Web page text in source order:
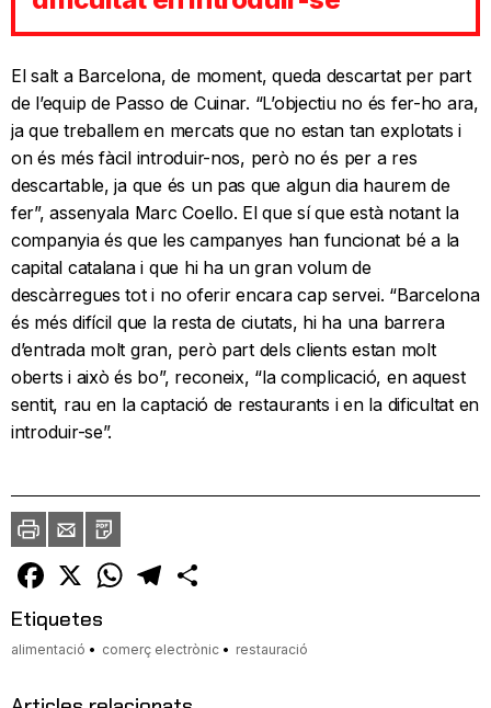
El salt a Barcelona, de moment, queda descartat per part
de l’equip de Passo de Cuinar. “L’objectiu no és fer-ho ara,
ja que treballem en mercats que no estan tan explotats i
on és més fàcil introduir-nos, però no és per a res
descartable, ja que és un pas que algun dia haurem de
fer”, assenyala Marc Coello. El que sí que està notant la
companyia és que les campanyes han funcionat bé a la
capital catalana i que hi ha un gran volum de
descàrregues tot i no oferir encara cap servei. “Barcelona
és més difícil que la resta de ciutats, hi ha una barrera
d’entrada molt gran, però part dels clients estan molt
oberts i això és bo”, reconeix, “la complicació, en aquest
sentit, rau en la captació de restaurants i en la dificultat en
introduir-se”.
ImprimirEnvia
un
amic
PDF
Facebook
X WhatsAppTelegram
Etiquetes
alimentació comerç electrònic restauració